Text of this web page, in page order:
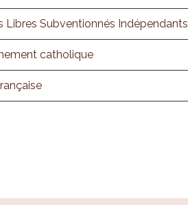
Libres Subventionnés Indépendants
catholique